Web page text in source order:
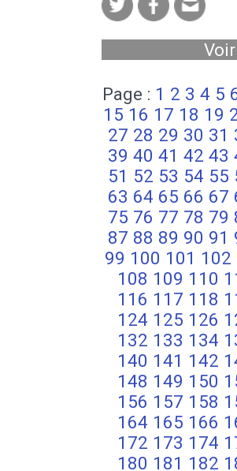
Page : 1 2 3 4 5
15 16 17 18 19
27 28 29 30 31
39 40 41 42 43
51 52 53 54 55
63 64 65 66 67
75 76 77 78 79
87 88 89 90 91
99 100 101 102
108 109 110
116 117 118
124 125 126
132 133 134
140 141 142
148 149 150
156 157 158
164 165 166
172 173 174
180 181 182